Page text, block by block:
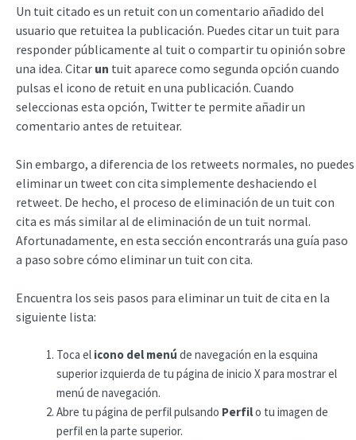
Un tuit citado es un retuit con un comentario añadido del
usuario que retuitea la publicación. Puedes citar un tuit para
responder públicamente al tuit o compartir tu opinión sobre
una idea. Citar un tuit aparece como segunda opción cuando
pulsas el icono de retuit en una publicación. Cuando
seleccionas esta opción, Twitter te permite añadir un
comentario antes de retuitear.
Sin embargo, a diferencia de los retweets normales, no puedes
eliminar un tweet con cita simplemente deshaciendo el
retweet. De hecho, el proceso de eliminación de un tuit con
cita es más similar al de eliminación de un tuit normal.
Afortunadamente, en esta sección encontrarás una guía paso
a paso sobre cómo eliminar un tuit con cita.
Encuentra los seis pasos para eliminar un tuit de cita en la
siguiente lista:
Toca el icono del menú de navegación en la esquina
superior izquierda de tu página de inicio X para mostrar el
menú de navegación.
Abre tu página de perfil pulsando Perfilo tu imagen de
perfil en la parte superior.